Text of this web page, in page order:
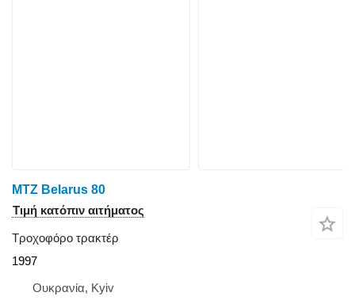
MTZ Belarus 80
Τιμή κατόπιν αιτήματος
Τροχοφόρο τρακτέρ
1997
Ουκρανία, Kyiv